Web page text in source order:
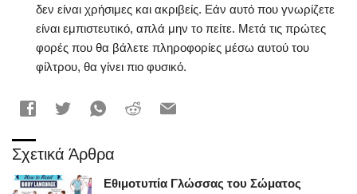
δεν είναι χρήσιμες και ακριβείς. Εάν αυτό που γνωρίζετε
είναι εμπιστευτικό, απλά μην το πείτε. Μετά τις πρώτες
φορές που θα βάλετε πληροφορίες μέσω αυτού του
φίλτρου, θα γίνει πιο φυσικό.
Σχετικά Άρθρα
Εθιμοτυπία Γλώσσας του Σώματος